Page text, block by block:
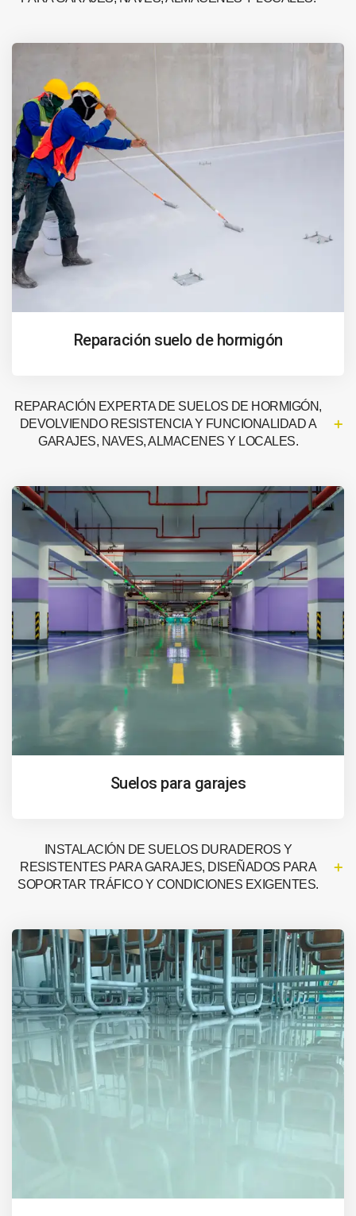
Reparación suelo de hormigón
REPARACIÓN EXPERTA DE SUELOS DE HORMIGÓN,
DEVOLVIENDO RESISTENCIA Y FUNCIONALIDAD A
GARAJES, NAVES, ALMACENES Y LOCALES.
Suelos para garajes
INSTALACIÓN DE SUELOS DURADEROS Y
RESISTENTES PARA GARAJES, DISEÑADOS PARA
SOPORTAR TRÁFICO Y CONDICIONES EXIGENTES.